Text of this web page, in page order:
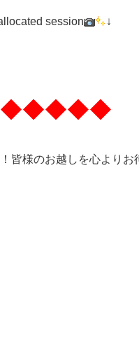
session ↓
皆様のお越しを心よりお